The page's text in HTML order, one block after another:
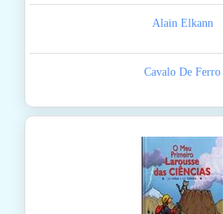
Alain Elkann
Cavalo De Ferro